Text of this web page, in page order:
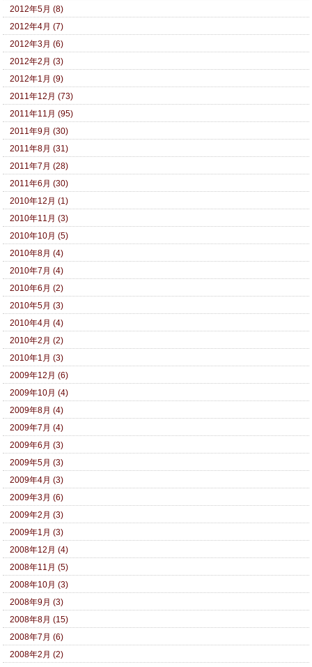
2012年5月 (8)
2012年4月 (7)
2012年3月 (6)
2012年2月 (3)
2012年1月 (9)
2011年12月 (73)
2011年11月 (95)
2011年9月 (30)
2011年8月 (31)
2011年7月 (28)
2011年6月 (30)
2010年12月 (1)
2010年11月 (3)
2010年10月 (5)
2010年8月 (4)
2010年7月 (4)
2010年6月 (2)
2010年5月 (3)
2010年4月 (4)
2010年2月 (2)
2010年1月 (3)
2009年12月 (6)
2009年10月 (4)
2009年8月 (4)
2009年7月 (4)
2009年6月 (3)
2009年5月 (3)
2009年4月 (3)
2009年3月 (6)
2009年2月 (3)
2009年1月 (3)
2008年12月 (4)
2008年11月 (5)
2008年10月 (3)
2008年9月 (3)
2008年8月 (15)
2008年7月 (6)
2008年2月 (2)